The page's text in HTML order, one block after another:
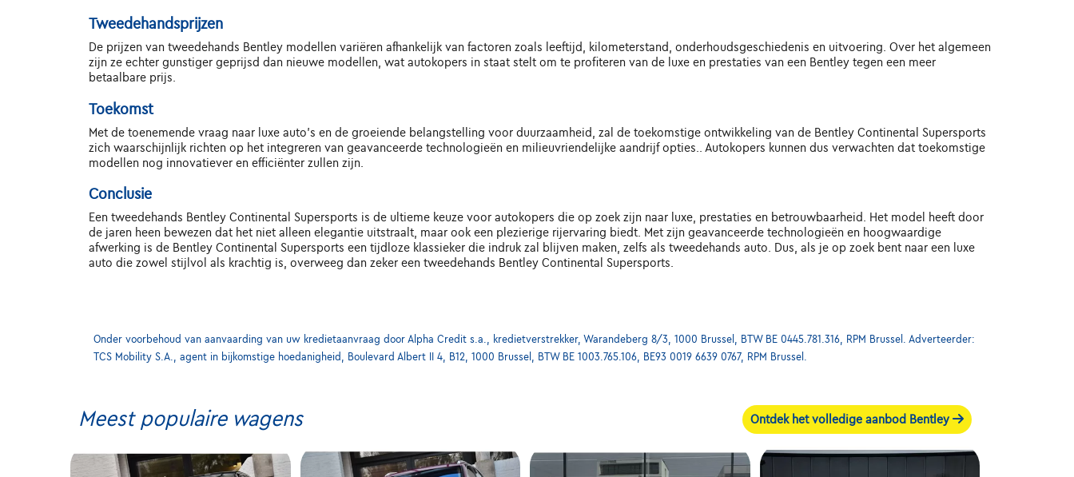
Tweedehandsprijzen
De prijzen van tweedehands Bentley modellen variëren afhankelijk van factoren zoals leeftijd, kilometerstand, onderhoudsgeschiedenis en uitvoering. Over het algemeen
zijn ze echter gunstiger geprijsd dan nieuwe modellen, wat autokopers in staat stelt om te profiteren van de luxe en prestaties van een Bentley tegen een meer
betaalbare prijs.
Toekomst
Met de toenemende vraag naar luxe auto's en de groeiende belangstelling voor duurzaamheid, zal de toekomstige ontwikkeling van de Bentley Continental Supersports
zich waarschijnlijk richten op het integreren van geavanceerde technologieën en milieuvriendelijke aandrijf opties.. Autokopers kunnen dus verwachten dat toekomstige
modellen nog innovatiever en efficiënter zullen zijn.
Conclusie
Een tweedehands Bentley Continental Supersports is de ultieme keuze voor autokopers die op zoek zijn naar luxe, prestaties en betrouwbaarheid. Het model heeft door
de jaren heen bewezen dat het niet alleen elegantie uitstraalt, maar ook een plezierige rijervaring biedt. Met zijn geavanceerde technologieën en hoogwaardige
afwerking is de Bentley Continental Supersports een tijdloze klassieker die indruk zal blijven maken, zelfs als tweedehands auto. Dus, als je op zoek bent naar een luxe
auto die zowel stijlvol als krachtig is, overweeg dan zeker een tweedehands Bentley Continental Supersports.
Onder voorbehoud van aanvaarding van uw kredietaanvraag door Alpha Credit s.a., kredietverstrekker, Warandeberg 8/3, 1000 Brussel, BTW BE 0445.781.316, RPM Brussel. Adverteerder:
TCS Mobility S.A., agent in bijkomstige hoedanigheid, Boulevard Albert II 4, B12, 1000 Brussel, BTW BE 1003.765.106, BE93 0019 6639 0767, RPM Brussel.
Meest populaire wagens Ontdek het volledige aanbod Bentley